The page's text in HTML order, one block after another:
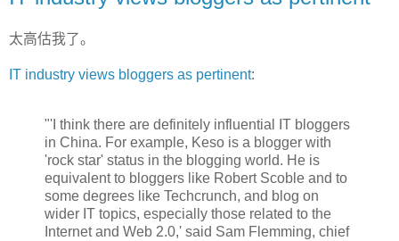
太高估我了。
IT industry views bloggers as pertinent:
"'I think there are definitely influential IT bloggers
in China. For example, Keso is a blogger with
'rock star' status in the blogging world. He is
equivalent to bloggers like Robert Scoble and to
some degrees like Techcrunch, and blog on
wider IT topics, especially those related to the
Internet and Web 2.0,' said Sam Flemming, chief